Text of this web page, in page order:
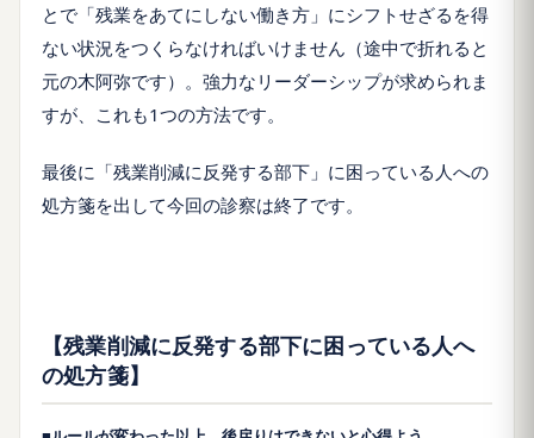
とで「残業をあてにしない働き方」にシフトせざるを得
ない状況をつくらなければいけません（途中で折れると
元の木阿弥です）。強力なリーダーシップが求められま
すが、これも1つの方法です。
最後に「残業削減に反発する部下」に困っている人への
処方箋を出して今回の診察は終了です。
【残業削減に反発する部下に困っている人へ
の処方箋】